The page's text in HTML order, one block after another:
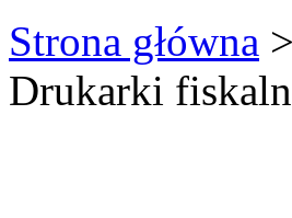
Strona główna >
Drukarki